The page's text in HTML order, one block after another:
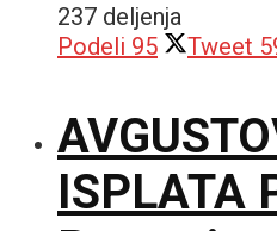
237 deljenja
Podeli 95 Tweet
ISPLATA